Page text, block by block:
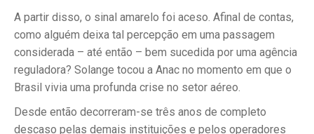
A partir disso, o sinal amarelo foi aceso. Afinal de contas,
como alguém deixa tal percepção em uma passagem
considerada – até então – bem sucedida por uma agência
reguladora? Solange tocou a Anac no momento em que o
Brasil vivia uma profunda crise no setor aéreo.
Desde então decorreram-se três anos de completo
descaso pelas demais instituições e pelos operadores